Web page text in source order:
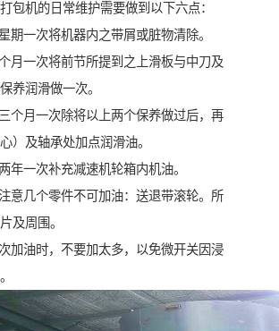
包机的日常维护需要做到以下六点：
一次将机器内之带屑或脏物清除。
一次将前节所提到之上滑板与中刀及
养润滑做一次。
月一次除将以上两个保养做过后，再
）及轴承处加点润滑油。
一次补充减速机轮箱内机油。
几个零件不可加油：送退带滚轮。所
及周围。
油时，不要加太多，以免微开关因浸